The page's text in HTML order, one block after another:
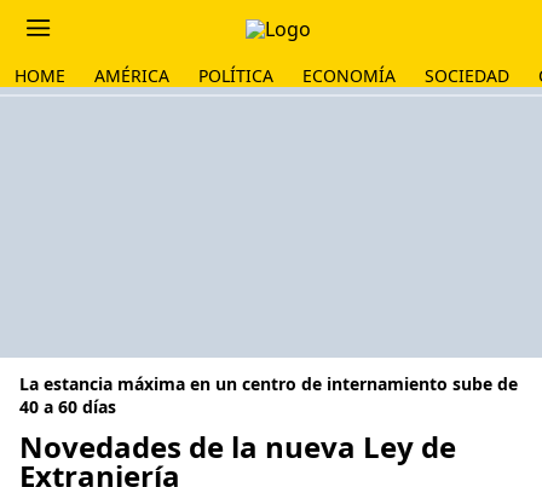
HOME AMÉRICA POLÍTICA ECONOMÍA SOCIEDAD
La estancia máxima en un centro de internamiento sube de
40 a 60 días
Novedades de la nueva Ley de
Extranjería